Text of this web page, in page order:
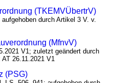
(TKEMVÜbertrV)
durch Artikel 3 V. v.
(MfnvV)
V1; zuletzt geändert durch
26.11.2021 V1
(PSG)